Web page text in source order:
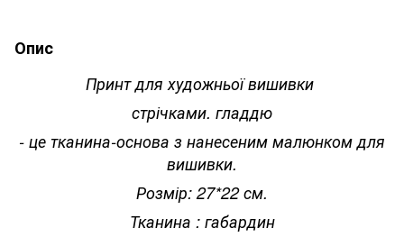
Опис
Принт для художньої вишивки
стрічками. гладдю
- це тканина-основа з нанесеним малюнком для
вишивки.
Розмір: 27*22 см.
Тканина : габардин